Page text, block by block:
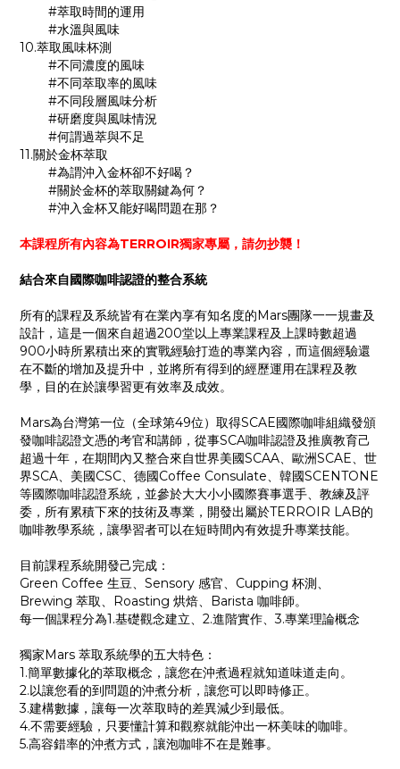
#萃取時間的運用
#水溫與風味
10.萃取風味杯測
#不同濃度的風味
#不同萃取率的風味
#不同段層風味分析
#研磨度與風味情況
#何謂過萃與不足
11.關於金杯萃取
#為謂沖入金杯卻不好喝？
#關於金杯的萃取關鍵為何？
#沖入金杯又能好喝問題在那？
本課程所有內容為TERROIR獨家專屬，請勿抄襲！
結合來自國際咖啡認證的整合系統
所有的課程及系統皆有在業內享有知名度的Mars團隊一一規畫及
設計，這是一個來自超過200堂以上專業課程及上課時數超過
900小時所累積出來的實戰經驗打造的專業內容，而這個經驗還
在不斷的增加及提升中，並將所有得到的經歷運用在課程及教
學，目的在於讓學習更有效率及成效。
Mars為台灣第一位（全球第49位）取得SCAE國際咖啡組織發頒
發咖啡認證文憑的考官和講師，從事SCA咖啡認證及推廣教育己
超過十年，在期間內又整合來自世界美國SCAA、歐洲SCAE、世
界SCA、美國CSC、德國Coffee Consulate、韓國SCENTONE
等國際咖啡認證系統，並參於大大小小國際賽事選手、教練及評
委，所有累積下來的技術及專業，開發出屬於TERROIR LAB的
咖啡教學系統，讓學習者可以在短時間內有效提升專業技能。
目前課程系統開發己完成：
Green Coffee 生豆、Sensory 感官、Cupping 杯測、
Brewing 萃取、Roasting 烘焙、Barista 咖啡師。
每一個課程分為1.基礎觀念建立、2.進階實作、3.專業理論概念
獨家Mars 萃取系統學的五大特色：
1.簡單數據化的萃取概念，讓您在沖煮過程就知道味道走向。
2.以讓您看的到問題的沖煮分析，讓您可以即時修正。
3.建構數據，讓每一次萃取時的差異減少到最低。
4.不需要經驗，只要懂計算和觀察就能沖出一杯美味的咖啡。
5.高容錯率的沖煮方式，讓泡咖啡不在是難事。